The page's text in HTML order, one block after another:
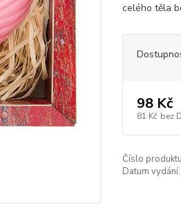
celého těla
98 Kč
81 Kč bez
Číslo
Datum vydání: